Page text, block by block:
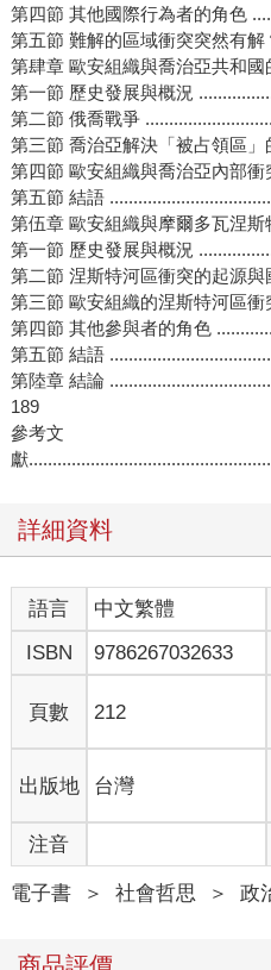
第四節 其他國際行為者的角色
第五節 難解的區域衝突突然有解
第肆章 歐安組織與喬治亞共和國
第一節 歷史發展與概況
第二節 俄喬戰爭
第三節 喬治亞解決「被占領區」
第四節 歐安組織與喬治亞內部衝
第五節 結語
第伍章 歐安組織與摩爾多瓦涅斯
第一節 歷史發展與概況
第二節 涅斯特河區衝突的起源
第三節 歐安組織的涅斯特河區衝
第四節 其他參與者的角色
第五節 結語
第陸章 結論
189
參考文
獻
詳細資料
語言 中文繁體
ISBN
9786267032633
頁數 212
出版地 台灣
注音
電子書 ＞ 社會哲思 ＞ 政